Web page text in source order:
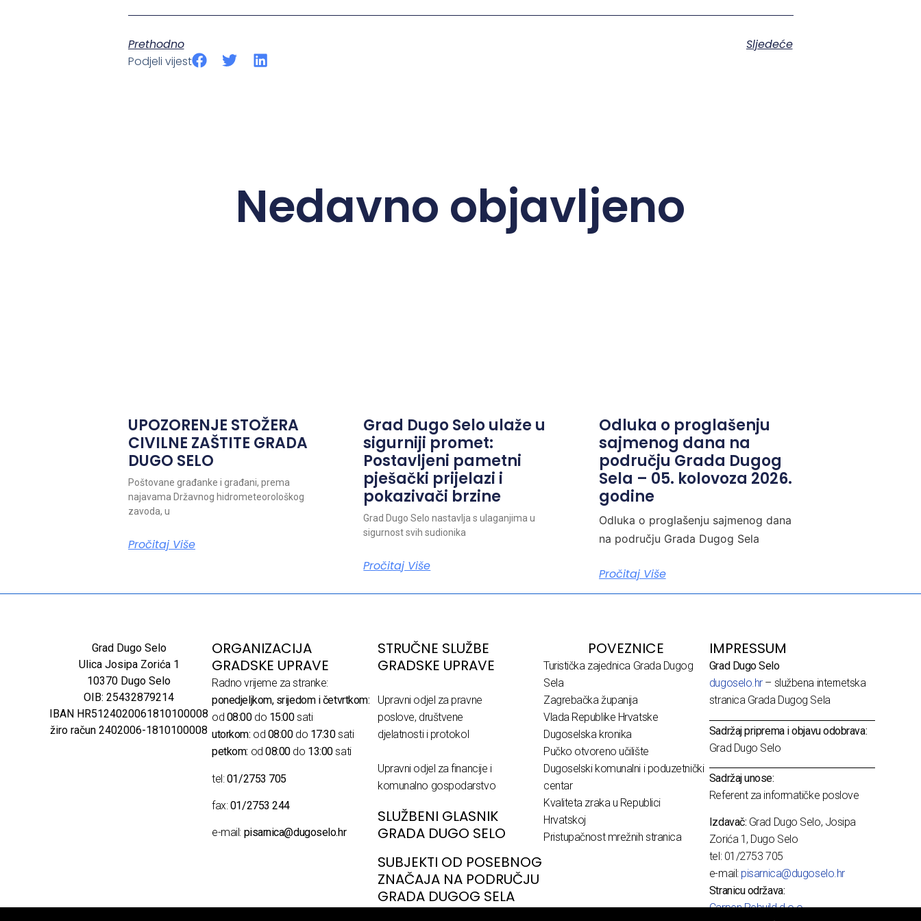
Prethodno
Sljedeće
Podjeli vijest
Nedavno objavljeno
UPOZORENJE STOŽERA
CIVILNE ZAŠTITE GRADA
DUGO SELO
Poštovane građanke i građani, prema
najavama Državnog hidrometeorološkog
zavoda, u
Pročitaj Više
Grad Dugo Selo ulaže u
sigurniji promet:
Postavljeni pametni
pješački prijelazi i
pokazivači brzine
Grad Dugo Selo nastavlja s ulaganjima u
sigurnost svih sudionika
Pročitaj Više
Odluka o proglašenju
sajmenog dana na
području Grada Dugog
Sela – 05. kolovoza 2026.
godine
Odluka o proglašenju sajmenog dana
na području Grada Dugog Sela
Pročitaj Više
Grad Dugo Selo
Ulica Josipa Zorića 1
10370 Dugo Selo
OIB: 25432879214
IBAN HR5124020061810100008
žiro račun 2402006-1810100008
ORGANIZACIJA
GRADSKE UPRAVE
Radno vrijeme za stranke:
ponedjeljkom, srijedom i četvrtkom:
od 08:00do 15:00sati
utorkom: od 08:00do 17:30sati
petkom: od08:00do 13:00sati
tel:01/2753 705
fax:01/2753 244
e-mail: pisarnica@dugoselo.hr
STRUČNE SLUŽBE
GRADSKE UPRAVE
Upravni odjel za pravne
poslove, društvene
djelatnosti i protokol
Upravni odjel za financije i
komunalno gospodarstvo
SLUŽBENI GLASNIK
GRADA DUGO SELO
SUBJEKTI OD POSEBNOG
ZNAČAJA NA PODRUČJU
GRADA DUGOG SELA
POVEZNICE
Turistička zajednica Grada Dugog
Sela
Zagrebačka županija
Vlada Republike Hrvatske
Dugoselska kronika
Pučko otvoreno učilište
Dugoselski komunalni i poduzetnički
centar
Kvaliteta zraka u Republici
Hrvatskoj
Pristupačnost mrežnih stranica
IMPRESSUM
Grad Dugo Selo
dugoselo.hr– službena internetska
stranica Grada Dugog Sela
Sadržaj priprema i objavu odobrava:
Grad Dugo Selo
Sadržaj unose:
Referent za informatičke poslove
Izdavač: Grad Dugo Selo, Josipa
Zorića 1, Dugo Selo
tel: 01/2753 705
e-mail: pisarnica@dugoselo.hr
Stranicu održava:
Carpen Rebuild d.o.o.